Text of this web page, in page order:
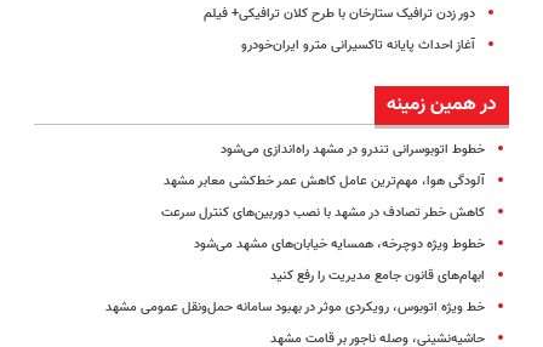
دور زدن ترافیک ستارخان با طرح کلان ترافیکی+ فیلم
آغاز احداث پایانه تاکسیرانی مترو ایران‌خودرو
در همین زمینه
خطوط اتوبوسرانی تندرو در مشهد راه‌اندازی می‌شود
آلودگی هوا، مهم‌ترین عامل کاهش عمر خط‌کشی معابر مشهد
کاهش خطر تصادف در مشهد با نصب دوربین‌های کنترل سرعت
خطوط ویژه دوچرخه، همسایه خیابان‌های مشهد می‌شود
ابهام‌های قانون جامع مدیریت را رفع کنید
خط ویژه اتوبوس، رویکردی موثر در بهبود سامانه حمل‌ونقل عمومی مشهد
حاشیه‌نشینی، وصله ناجور بر قامت مشهد